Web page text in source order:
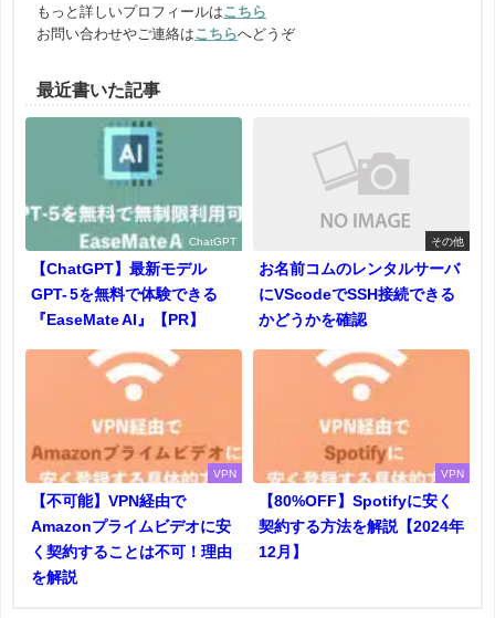
もっと詳しいプロフィールはこちら
お問い合わせやご連絡はこちらへどうぞ
最近書いた記事
ChatGPT
【ChatGPT】最新モデル
GPT- 5を無料で体験できる
『EaseMate AI』【PR】
その他
お名前コムのレンタルサーバ
にVScodeでSSH接続できる
かどうかを確認
VPN
【不可能】VPN経由で
Amazonプライムビデオに安
く契約することは不可！理由
を解説
VPN
【80%OFF】Spotifyに安く
契約する方法を解説【2024年
12月】